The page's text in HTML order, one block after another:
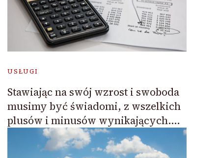
USŁUGI
Stawiając na swój wzrost i swoboda
musimy być świadomi, z wszelkich
plusów i minusów wynikających….